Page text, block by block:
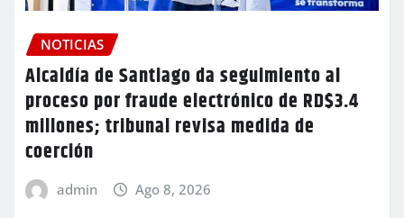
NOTICIAS
Alcaldía de Santiago da seguimiento al
proceso por fraude electrónico de RD$3.4
millones; tribunal revisa medida de
coerción
admin Ago 8, 2026